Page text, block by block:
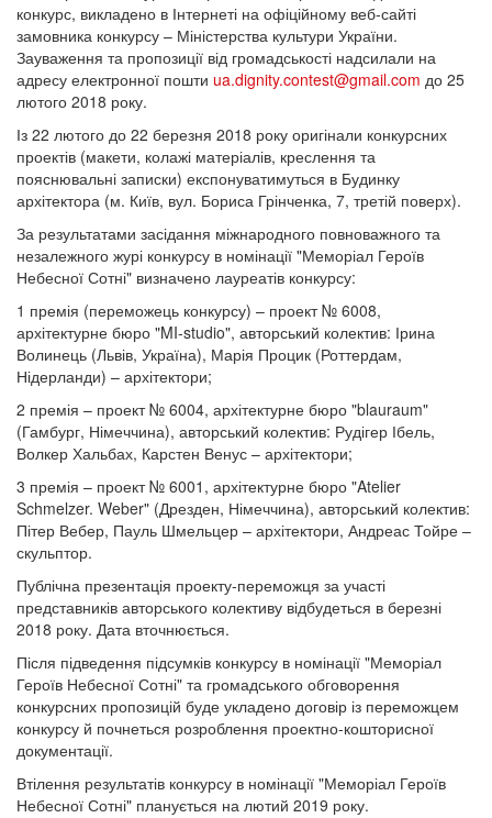
конкурс, викладено в Інтернеті на офіційному веб-сайті
замовника конкурсу – Міністерства культури України.
Зауваження та пропозиції від громадськості надсилали на
адресу електронної пошти ua.dignity.contest@gmail.com до 25
лютого 2018 року.
Із 22 лютого до 22 березня 2018 року оригінали конкурсних
проектів (макети, колажі матеріалів, креслення та
пояснювальні записки) експонуватимуться в Будинку
архітектора (м. Київ, вул. Бориса Грінченка, 7, третій поверх).
За результатами засідання міжнародного повноважного та
незалежного журі конкурсу в номінації "Меморіал Героїв
Небесної Сотні" визначено лауреатів конкурсу:
1 премія (переможець конкурсу) – проект № 6008,
архітектурне бюро "MI-studio", авторський колектив: Ірина
Волинець (Львів, Україна), Марія Процик (Роттердам,
Нідерланди) – архітектори;
2 премія – проект № 6004, архітектурне бюро "blauraum"
(Гамбург, Німеччина), авторський колектив: Рудігер Ібель,
Волкер Хальбах, Карстен Венус – архітектори;
3 премія – проект № 6001, архітектурне бюро "Atelier
Schmelzer. Weber" (Дрезден, Німеччина), авторський колектив:
Пітер Вебер, Пауль Шмельцер – архітектори, Андреас Тойре –
скульптор.
Публічна презентація проекту-переможця за участі
представників авторського колективу відбудеться в березні
2018 року. Дата вточнюється.
Після підведення підсумків конкурсу в номінації "Меморіал
Героїв Небесної Сотні" та громадського обговорення
конкурсних пропозицій буде укладено договір із переможцем
конкурсу й почнеться розроблення проектно-кошторисної
документації.
Втілення результатів конкурсу в номінації "Меморіал Героїв
Небесної Сотні" планується на лютий 2019 року.